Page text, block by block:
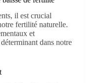
il est crucial
fertilité naturelle.
et
dans notre